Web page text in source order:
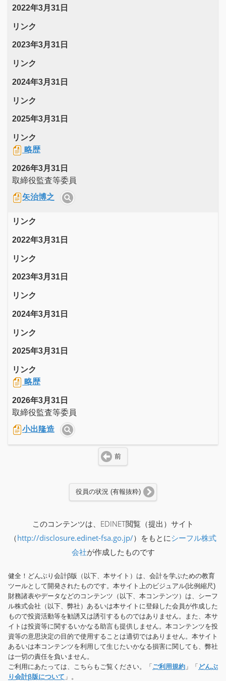
2022年3月31日
リンク
2023年3月31日
リンク
2024年3月31日
リンク
2025年3月31日
リンク
略歴
2026年3月31日
取締役監査等委員
矢治博之
リンク
2022年3月31日
リンク
2023年3月31日
リンク
2024年3月31日
リンク
2025年3月31日
リンク
略歴
2026年3月31日
取締役監査等委員
小出隆造
前
役員の状況 (有報抜粋)
このコンテンツは、EDINET閲覧（提出）サイト
（http://disclosure.edinet-fsa.go.jp/）をもとにシーフル株式
会社が作成したものです
健全！どんぶり会計β版（以下、本サイト）は、会計を学ぶための教育
ツールとして開発されたものです。本サイト上のビジュアル(比例縮尺)
財務諸表やデータなどのコンテンツ（以下、本コンテンツ）は、シーフ
ル株式会社（以下、弊社）あるいは本サイトに登録した会員が作成した
もので投資活動等を勧誘又は誘引するものではありません。また、本サ
イトは投資等に関するいかなる助言も提供しません。本コンテンツを投
資等の意思決定の目的で使用することは適切ではありません。本サイト
あるいは本コンテンツを利用して生じたいかなる損害に関しても、弊社
は一切の責任を負いません。
ご利用にあたっては、こちらもご覧ください。「 ご利用規約 」「 どんぶ
り会計β版について 」。